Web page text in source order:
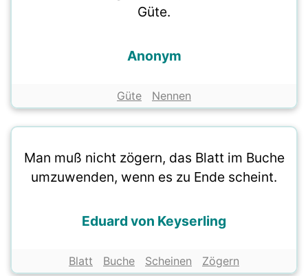
Güte.
Anonym
Güte Nennen
Man muß nicht zögern, das Blatt im Buche
umzuwenden, wenn es zu Ende scheint.
Eduard von Keyserling
Blatt Buche Scheinen Zögern